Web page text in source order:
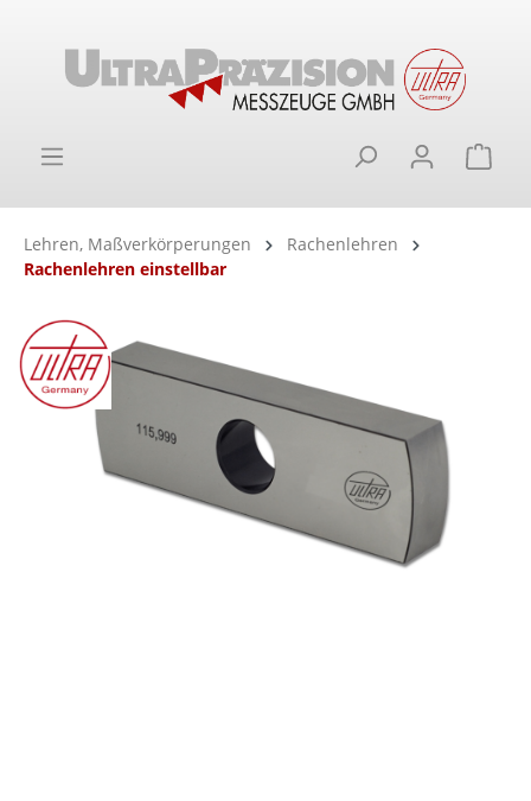
Lehren, Maßverkörperungen
Rachenlehren
Rachenlehren einstellbar
Bildergalerie überspringen